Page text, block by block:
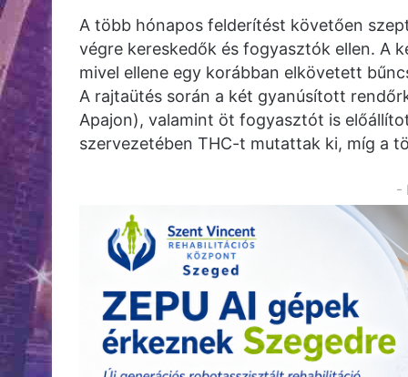
A több hónapos felderítést követően
végre kereskedők és fogyasztók ellen. A
mivel ellene egy korábban elkövetett
A rajtaütés során a két gyanúsított
Apajon), valamint öt fogyasztót is
szervezetében THC-t mutattak ki, míg a
-